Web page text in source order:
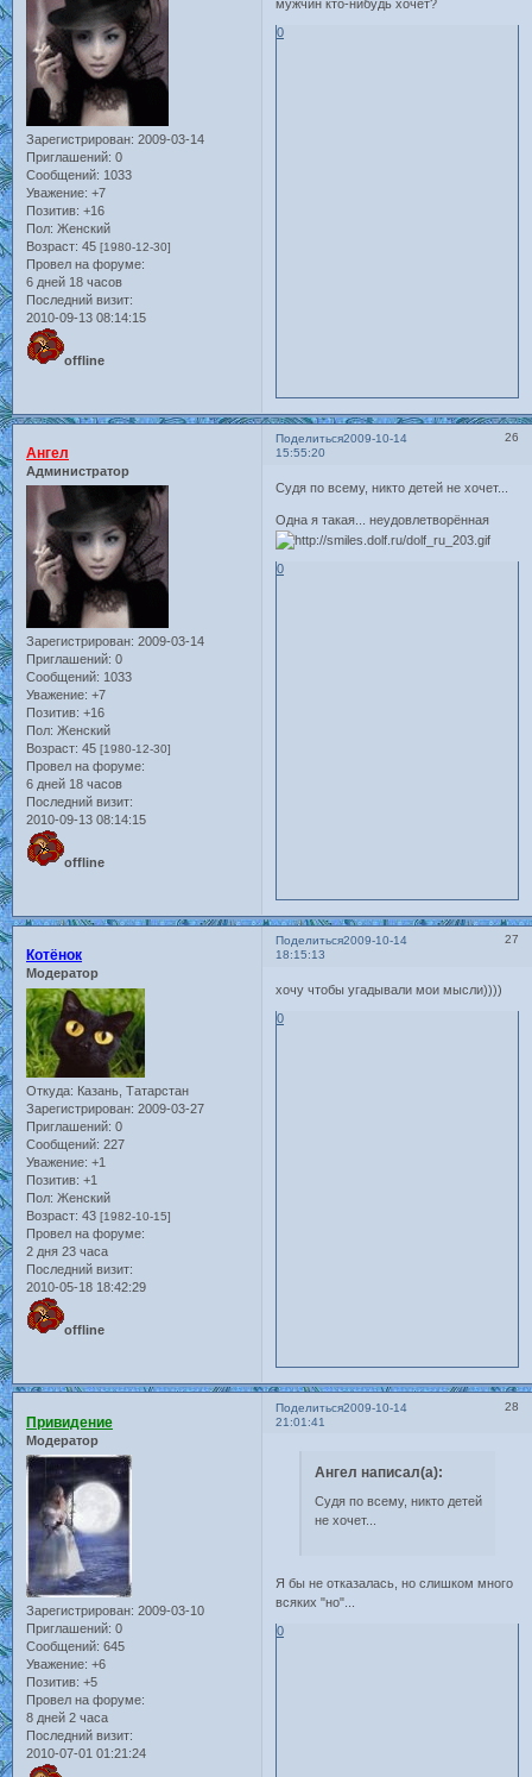
Зарегистрирован: 2009-03-14
Приглашений: 0
Сообщений: 1033
Уважение: +7
Позитив: +16
Пол: Женский
Возраст: 45 [1980-12-30]
Провел на форуме:
6 дней 18 часов
Последний визит:
2010-09-13 08:14:15
offline
мужчин кто-нибудь хочет?
0
Поделиться 26
2009-10-14
15:55:20
Ангел
Администратор
Зарегистрирован: 2009-03-14
Приглашений: 0
Сообщений: 1033
Уважение: +7
Позитив: +16
Пол: Женский
Возраст: 45 [1980-12-30]
Провел на форуме:
6 дней 18 часов
Последний визит:
2010-09-13 08:14:15
offline
Судя по всему, никто детей не хочет...
Одна я такая... неудовлетворённая
0
Поделиться 27
2009-10-14
18:15:13
Котёнок
Модератор
Откуда: Казань, Татарстан
Зарегистрирован: 2009-03-27
Приглашений: 0
Сообщений: 227
Уважение: +1
Позитив: +1
Пол: Женский
Возраст: 43 [1982-10-15]
Провел на форуме:
2 дня 23 часа
Последний визит:
2010-05-18 18:42:29
offline
хочу чтобы угадывали мои мысли))))
0
Поделиться 28
2009-10-14
21:01:41
Привидение
Модератор
Зарегистрирован: 2009-03-10
Приглашений: 0
Сообщений: 645
Уважение: +6
Позитив: +5
Провел на форуме:
8 дней 2 часа
Последний визит:
2010-07-01 01:21:24
Ангел написал(а):
Судя по всему, никто детей
не хочет...
Я бы не отказалась, но слишком много
всяких "но"...
0